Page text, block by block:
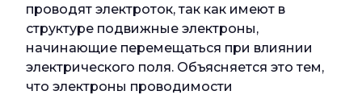
проводят электроток, так как имеют в
структуре подвижные электроны,
начинающие перемещаться при влиянии
электрического поля. Объясняется это тем,
что электроны проводимости